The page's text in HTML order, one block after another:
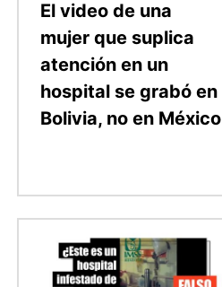
El video de una
mujer que suplica
atención en un
hospital se grabó en
Bolivia, no en México